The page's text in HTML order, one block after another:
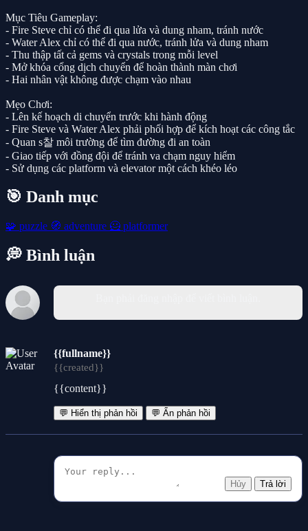
Mục Tiêu Gameplay:
- Fire Steve chỉ có thể đi qua lửa và dung nham, tránh nước
- Water Alex chỉ có thể đi qua nước, tránh lửa và dung nham
- Thu thập tất cả gems và crystals trong mỗi level
- Mở khóa cổng dịch chuyển để hoàn thành màn chơi
- Hai nhân vật không được chạm vào nhau
Mẹo Chơi:
- Lên kế hoạch di chuyển trước khi hành động
- Fire Steve và Water Alex phải phối hợp để kích hoạt các công tắc
- Quan s찰 môi trường để tìm đường đi an toàn
- Giao tiếp với đồng đội để tránh va chạm nguy hiểm
- Sử dụng các platform và elevator một cách khéo léo
🎯 Danh mục
🧩 puzzle 🧭 adventure 🦸 platformer
💭 Bình luận
{{fullname}}
{{created}}
{{content}}
💬 Hiển thị phản hồi 💬 Ẩn phản hồi
Hủy Trả lời